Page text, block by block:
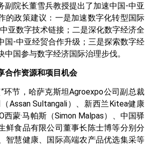
副院长董雪兵教授提出了加速中国-中亚
的政策建议：一是加速数字化转型国际
亚数字技术链接；二是深化数字经济全
国-中亚经贸合作升级；三是探索数字经
中国参与数字经济国际治理步伐。
合作资源和项目机会
环节，哈萨克斯坦Agroexpo公司副总裁
Assan Sultangali）、新西兰Kitea健康
西蒙·马帕斯（Simon Malpas）、中国驿
鲜食品有限公司董事长陈士博等分别分
智慧健康、国际高端农产品优选集采等